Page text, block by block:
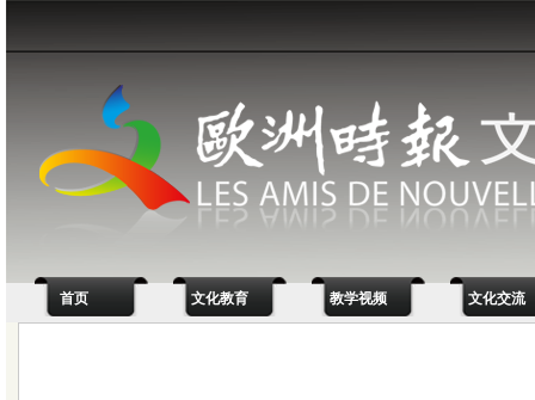
首页 文化教育 教学视频 文化交流